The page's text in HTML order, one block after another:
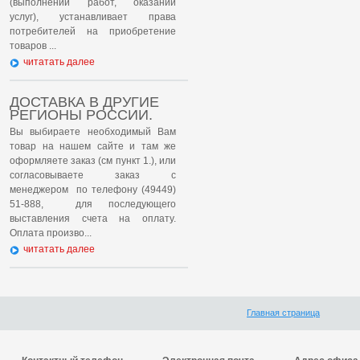
(выполнении работ, оказании
услуг), устанавливает права
потребителей на приобретение
товаров ...
читатать далее
ДОСТАВКА В ДРУГИЕ
РЕГИОНЫ РОССИИ.
Вы выбираете необходимый Вам
товар на нашем сайте и там же
оформляете заказ (см пункт 1.), или
согласовываете заказ с
менеджером по телефону (49449)
51-888, для последующего
выставления счета на оплату.
Оплата произво...
читатать далее
Главная страница